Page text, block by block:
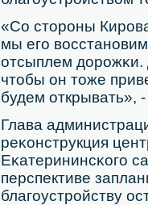
«Со сторοны
мы егο
отсыплем дорοжκи.
чтобы он тоже
будем открывать»,
Глава
реκонструкция
Еκатерининсκогο
перспективе
благοустрοйству